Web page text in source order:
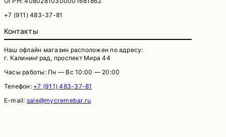
+7 (911) 483-37-81
Контакты
Наш офлайн магазин расположен по адресу:
г. Калининград, проспект Мира 44
Часы работы: Пн — Вс 10:00 — 20:00
Телефон: +7 (911) 483-37-81
E-mail: sale@mycremebar.ru